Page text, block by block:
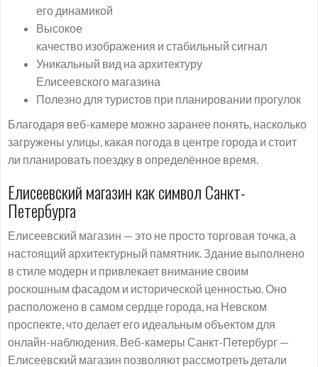
его динамикой
Высокое
качество изображения и стабильный сигнал
Уникальный вид на архитектуру
Елисеевского магазина
Полезно для туристов при планировании прогулок
Благодаря веб-камере можно заранее понять, насколько
загружены улицы, какая погода в центре города и стоит
ли планировать поездку в определённое время.
Елисеевский магазин как символ Санкт-
Петербурга
Елисеевский магазин — это не просто торговая точка, а
настоящий архитектурный памятник. Здание выполнено
в стиле модерн и привлекает внимание своим
роскошным фасадом и исторической ценностью. Оно
расположено в самом сердце города, на Невском
проспекте, что делает его идеальным объектом для
онлайн-наблюдения. Веб-камеры Санкт-Петербург —
Елисеевский магазин позволяют рассмотреть детали